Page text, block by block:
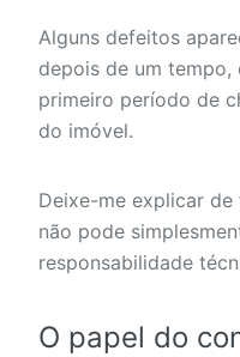
Alguns defeitos
depois de um tempo,
primeiro período de
do imóvel.
Deixe-me explicar
não pode
responsabilidade
O papel do